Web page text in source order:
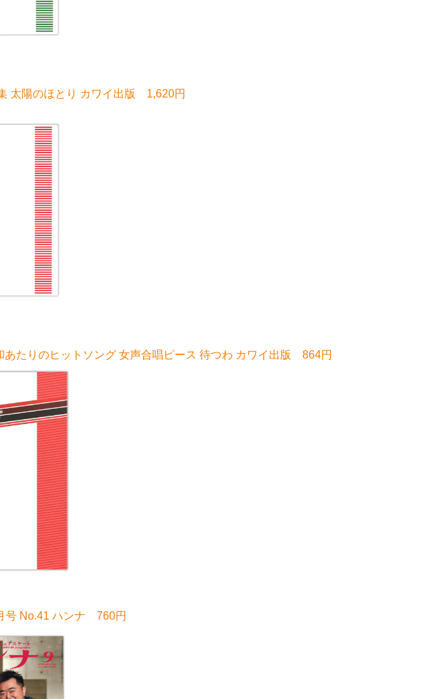
太陽のほとり カワイ出版 1,620円
あたりのヒットソング 女声合唱ピース 待つわ カワイ出版 864円
号 No.41 ハンナ 760円